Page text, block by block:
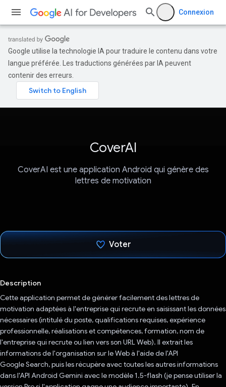
Connexion
Google utilise la technologie IA pour traduire le contenu dans votre
langue préférée. Les traductions générées par IA peuvent
contenir des erreurs.
CoverAI
CoverAI est une application Android qui génère des
lettres de motivation
Voter
Description
Cette application permet de générer facilement des lettres de
motivation adaptées à l'entreprise qui recrute en saisissant les données
nécessaires (intitulé du poste, qualifications requises, expérience
professionnelle, réalisations et compétences, formation, nom de
l'entreprise qui recrute ou lien vers son URL Web). Il extrait les
informations de l'organisation sur le Web à l'aide de l'API
Google Search, puis les récupère avec toutes les autres informations
dans l'API Android Gemini avec le modèle 1.5-flash (je pense utiliser la